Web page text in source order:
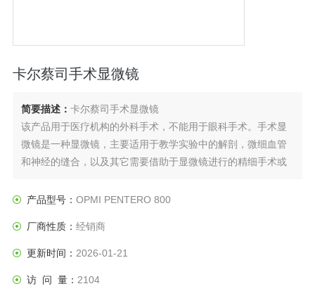
卡尔蔡司手术显微镜
简要描述： 卡尔蔡司手术显微镜
该产品用于医疗机构的外科手术，不能用于眼科手术。手术显
微镜是一种显微镜，主要适用于教学实验中的解剖，微细血管
和神经的缝合，以及其它需要借助于显微镜进行的精细手术或
产品型号： OPMI PENTERO 800
厂商性质： 经销商
更新时间： 2026-01-21
访 问 量： 2104